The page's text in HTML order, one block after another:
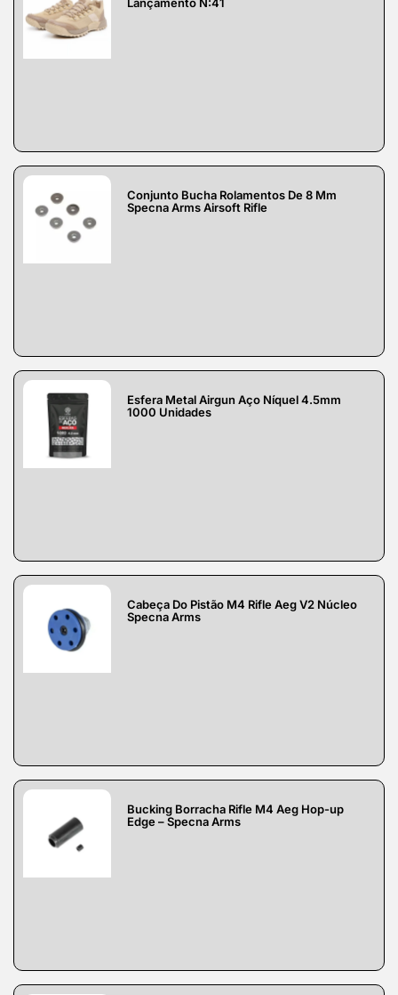
Conjunto Bucha Rolamentos De 8 Mm
Specna Arms Airsoft Rifle
Esfera Metal Airgun Aço Níquel 4.5mm
1000 Unidades
Cabeça Do Pistão M4 Rifle Aeg V2 Núcleo
Specna Arms
Bucking Borracha Rifle M4 Aeg Hop-up
Edge – Specna Arms